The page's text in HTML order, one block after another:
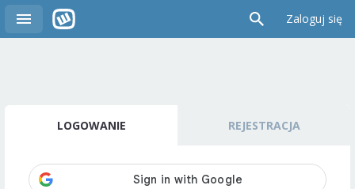
Zaloguj się
LOGOWANIE REJESTRACJA